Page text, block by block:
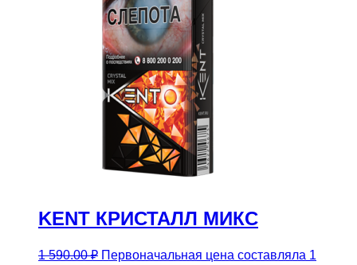
KENT КРИСТАЛЛ МИКС
1 590.00₽ Первоначальная цена составляла 1